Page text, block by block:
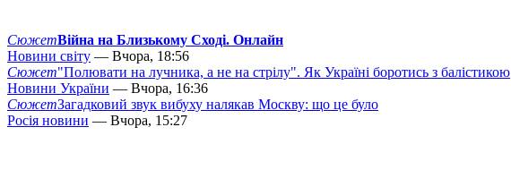
СюжетВійна на Близькому Сході. Онлайн
Новини світу — Вчора, 18:56
Сюжет"Полювати на лучника, а не на стрілу". Як Україні боротись з балістикою
Новини України — Вчора, 16:36
СюжетЗагадковий звук вибуху налякав Москву: що це було
Росія новини — Вчора, 15:27